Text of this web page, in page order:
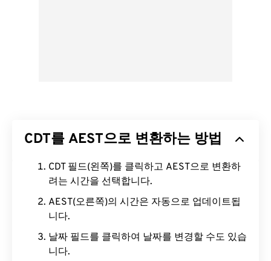
CDT를 AEST으로 변환하는 방법
CDT 필드(왼쪽)를 클릭하고 AEST으로 변환하
려는 시간을 선택합니다.
AEST(오른쪽)의 시간은 자동으로 업데이트됩
니다.
날짜 필드를 클릭하여 날짜를 변경할 수도 있습
니다.